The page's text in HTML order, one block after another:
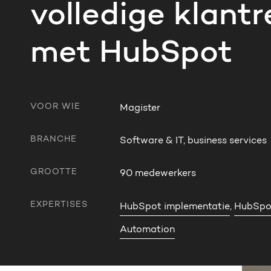
volledige
met HubSpot
VOOR WIE Magister
BRANCHE Software & IT, business services
GROOTTE 90 medewerkers
EXPERTISES HubSpot implementatie,
Automation